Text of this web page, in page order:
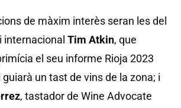
de màxim interès seran les del
Tim Atkin, que
el seu informe Rioja 2023
un tast de vins de la zona; i
, tastador de Wine Advocate